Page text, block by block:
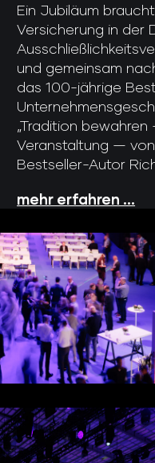
Ein Jubiläum
Versicherung in der
und gemeinsam
das 100-jährige
„Tradition
Veranstaltung —
Bestseller-Autor
mehr erfahren ...